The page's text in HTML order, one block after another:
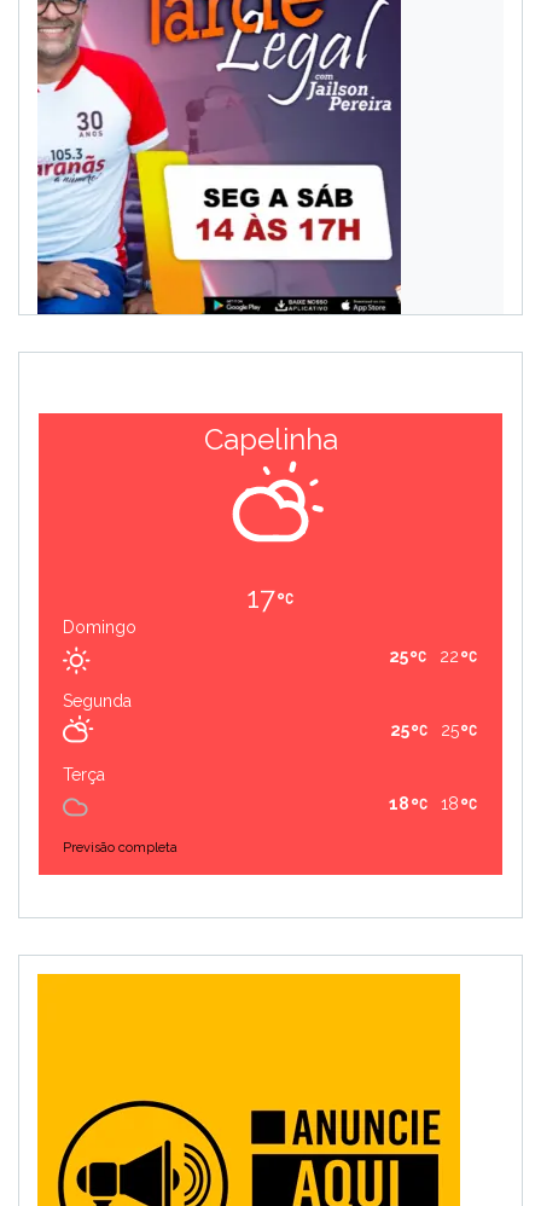
Capelinha
17
Domingo
22
25
Segunda
25
25
Terça
18
18
Previsão completa